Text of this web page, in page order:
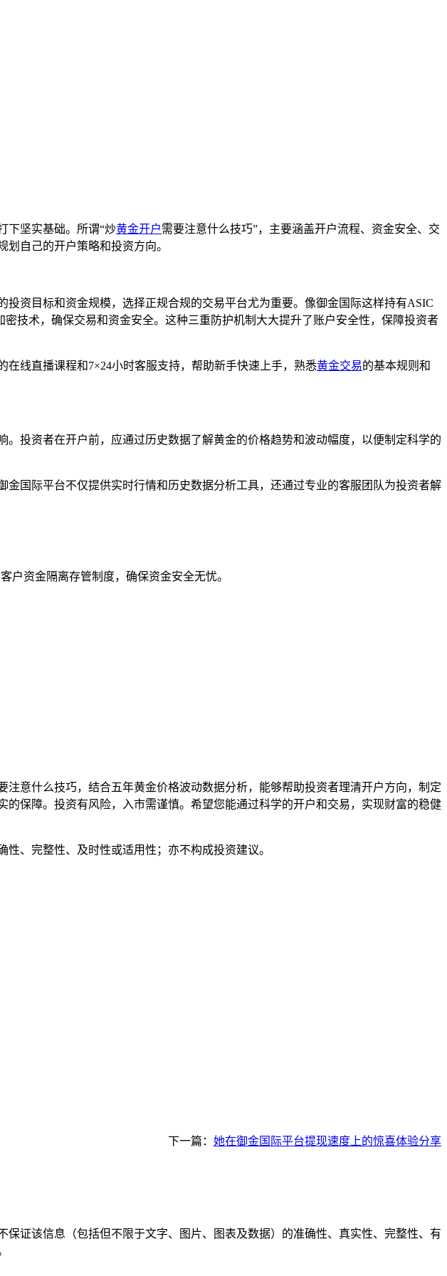
下坚实基础。所谓“炒黄金开户需要注意什么技巧”，主要涵盖开户流程、资金安全、交
自己的开户策略和投资方向。
资目标和资金规模，选择正规合规的交易平台尤为重要。像御金国际这样持有ASIC
技术，确保交易和资金安全。这种三重防护机制大大提升了账户安全性，保障投资者
线直播课程和7×24小时客服支持，帮助新手快速上手，熟悉黄金交易的基本规则和
投资者在开户前，应通过历史数据了解黄金的价格趋势和波动幅度，以便制定科学的
国际平台不仅提供实时行情和历史数据分析工具，还通过专业的客服团队为投资者解
户资金隔离存管制度，确保资金安全无忧。
意什么技巧，结合五年黄金价格波动数据分析，能够帮助投资者理清开户方向，制定
保障。投资有风险，入市需谨慎。希望您能通过科学的开户和交易，实现财富的稳健
、完整性、及时性或适用性；亦不构成投资建议。
下一篇： 她在御金国际平台提现速度上的惊喜体验分享
证该信息（包括但不限于文字、图片、图表及数据）的准确性、真实性、完整性、有